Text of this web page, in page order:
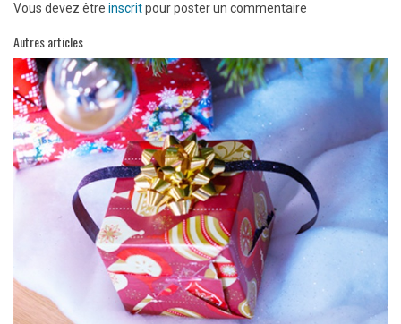
Vous devez être inscritpour poster un commentaire
Autres articles